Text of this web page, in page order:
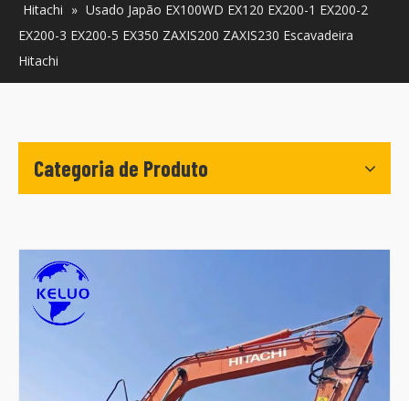
Pусский
Français
Hitachi » Usado Japão EX100WD EX120 EX200-1 EX200-2
EX200-3 EX200-5 EX350 ZAXIS200 ZAXIS230 Escavadeira
Hitachi
Categoria de Produto